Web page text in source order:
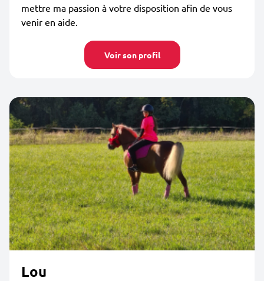
mettre ma passion à votre disposition afin de vous
venir en aide.
Voir son profil
Lou